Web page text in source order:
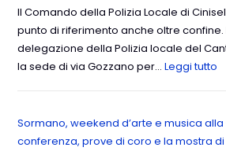
Il Comando della Polizia Locale di
punto di riferimento anche oltre confine.
delegazione della Polizia locale del
la sede di via Gozzano per…Leggi tutto
Sormano, weekend d’arte e musica
conferenza, prove di coro e la mostra